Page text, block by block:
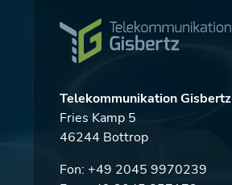
Telekommunikation Gisbertz
Fries Kamp 5
46244 Bottrop
Fon: +49 2045 9970239